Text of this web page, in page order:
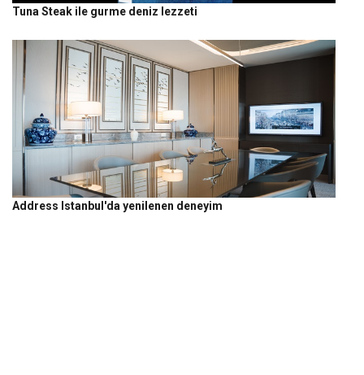
Tuna Steak ile gurme deniz lezzeti
Address Istanbul'da yenilenen deneyim